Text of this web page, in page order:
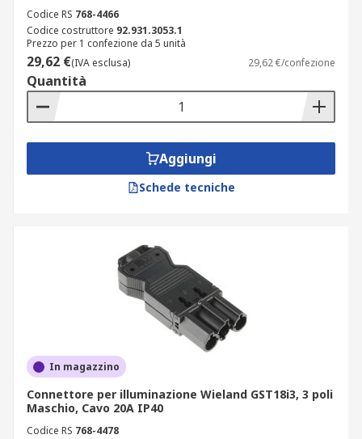
Codice RS 768-4466
Codice costruttore 92.931.3053.1
Prezzo per 1 confezione da 5 unità
29,62 €(IVA esclusa) 29,62 €/confezione
Quantità
Aggiungi
Schede tecniche
In magazzino
Connettore per illuminazione Wieland GST18i3, 3 poli
Maschio, Cavo 20A IP40
Codice RS 768-4478